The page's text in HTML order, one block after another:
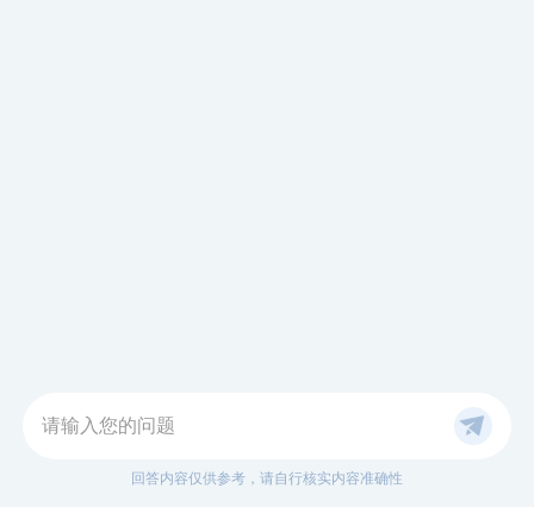
请输入您的问题
回答内容仅供参考，请自行核实内容准确性